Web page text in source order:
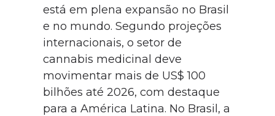
está em plena expansão no Brasil
e no mundo. Segundo projeções
internacionais, o setor de
cannabis medicinal deve
movimentar mais de US$ 100
bilhões até 2026, com destaque
para a América Latina. No Brasil, a